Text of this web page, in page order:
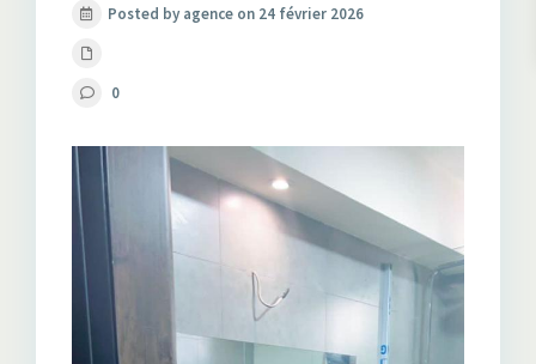
Posted by agence on 24 février 2026
0